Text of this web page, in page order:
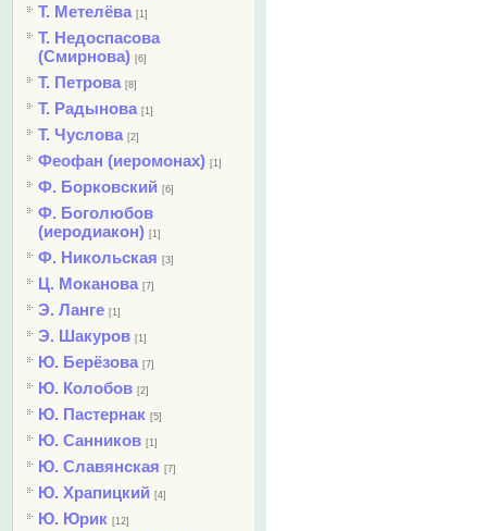
Т. Метелёва [1]
Т. Недоспасова
(Смирнова) [6]
Т. Петрова [8]
Т. Радынова [1]
Т. Чуслова [2]
Феофан (иеромонах) [1]
Ф. Борковский [6]
Ф. Боголюбов
(иеродиакон) [1]
Ф. Никольская [3]
Ц. Моканова [7]
Э. Ланге [1]
Э. Шакуров [1]
Ю. Берёзова [7]
Ю. Колобов [2]
Ю. Пастернак [5]
Ю. Санников [1]
Ю. Славянская [7]
Ю. Храпицкий [4]
Ю. Юрик [12]